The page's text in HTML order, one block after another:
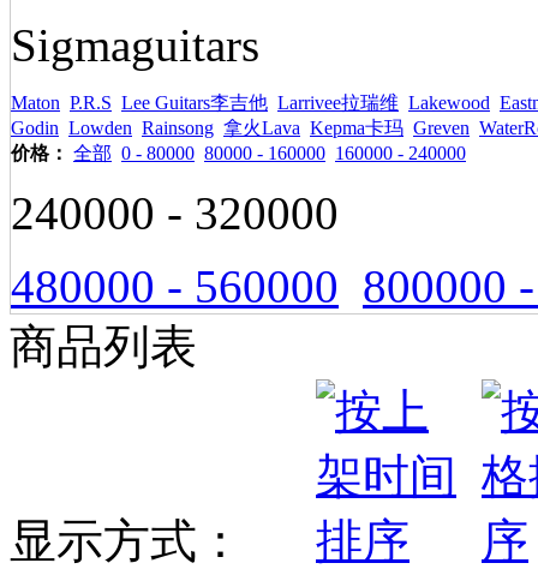
Sigmaguitars
Maton P.R.S Lee Guitars李吉他 Larrivee拉瑞维 Lakewood
Godin Lowden Rainsong 拿火Lava Kepma卡玛 Greven
价格： 全部 0 - 80000 80000 - 160000 160000 - 240000
240000 - 320000
480000 - 560000 800000
商品列表
显示方式：